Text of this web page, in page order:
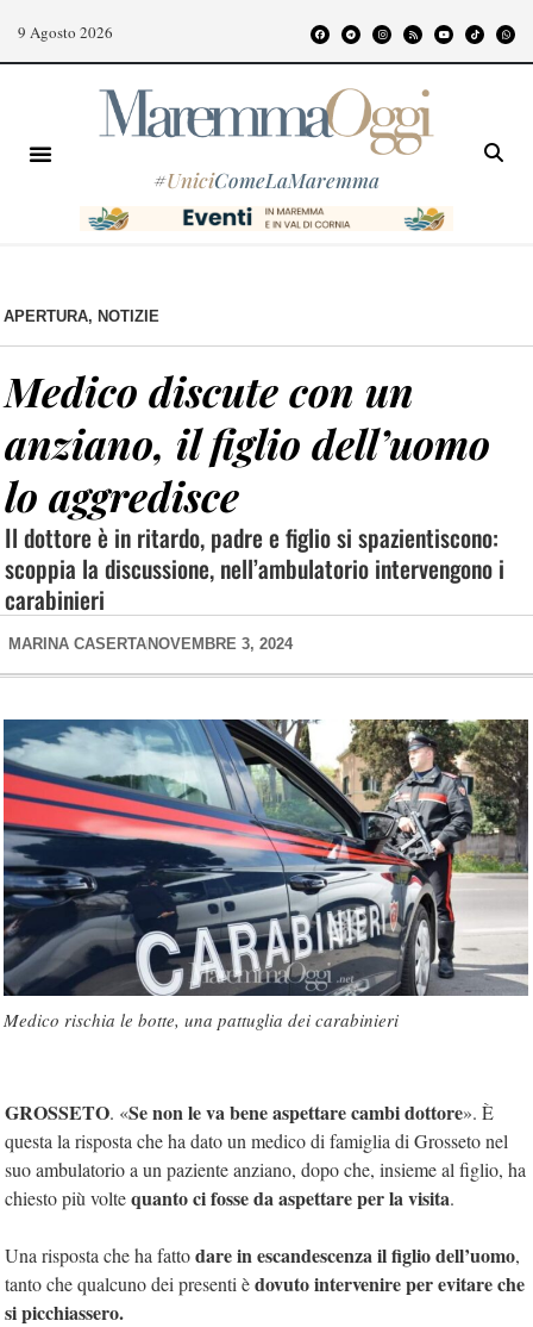
9 Agosto 2026
#UniciComeLaMaremma
APERTURA, NOTIZIE
Medico discute con un
anziano, il figlio dell’uomo
lo aggredisce
Il dottore è in ritardo, padre e figlio si spazientiscono:
scoppia la discussione, nell’ambulatorio intervengono i
carabinieri
MARINA CASERTA NOVEMBRE 3, 2024
Medico rischia le botte, una pattuglia dei carabinieri
GROSSETO. «Se non le va bene aspettare cambi dottore». È
questa la risposta che ha dato un medico di famiglia di Grosseto nel
suo ambulatorio a un paziente anziano, dopo che, insieme al figlio, ha
chiesto più voltequanto ci fosse da aspettare per la visita.
Una risposta che ha fattodare in escandescenza il figlio dell’uomo,
tanto che qualcuno dei presenti èdovuto intervenire per evitare che
si picchiassero.